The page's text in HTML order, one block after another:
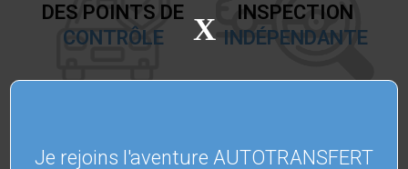
X
Je rejoins l'aventure AUTOTRANSFERT
DES POINTS DE
CONTRÔLE
INSPECTION
INDÉPENDANTE
GARANTIES